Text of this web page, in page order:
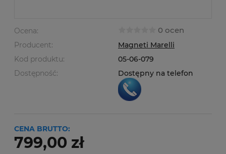
Ocena: 0 ocen
Producent:
Magneti Marelli
Kod produktu:
05-06-079
Dostępność:
Dostępny na telefon
CENA BRUTTO:
799,00 zł